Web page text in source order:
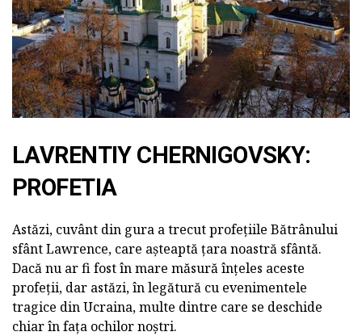
LAVRENTIY CHERNIGOVSKY:
PROFETIA
Astăzi, cuvânt din gura a trecut profețiile Bătrânului
sfânt Lawrence, care așteaptă țara noastră sfântă.
Dacă nu ar fi fost în mare măsură înțeles aceste
profeții, dar astăzi, în legătură cu evenimentele
tragice din Ucraina, multe dintre care se deschide
chiar în fața ochilor noștri.